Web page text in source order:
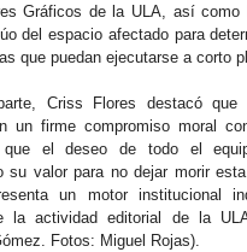
Gráficos de la ULA, así como
del espacio afectado para
que puedan ejecutarse a corto
Criss Flores destacó que
un firme compromiso moral
que el deseo de todo el
su valor para no dejar morir
un motor institucional
la actividad editorial de la
Fotos: Miguel Rojas).